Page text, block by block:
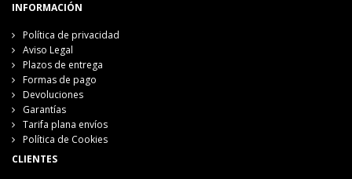
INFORMACIÓN
Política de privacidad
Aviso Legal
Plazos de entrega
Formas de pago
Devoluciones
Garantías
Tarifa plana envíos
Política de Cookies
CLIENTES